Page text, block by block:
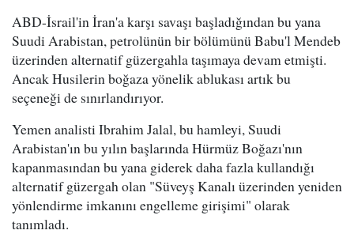
ABD-İsrail'in İran'a karşı savaşı başladığından bu yana
Suudi Arabistan, petrolünün bir bölümünü Babu'l Mendeb
üzerinden alternatif güzergahla taşımaya devam etmişti.
Ancak Husilerin boğaza yönelik ablukası artık bu
seçeneği de sınırlandırıyor.
Yemen analisti Ibrahim Jalal, bu hamleyi, Suudi
Arabistan'ın bu yılın başlarında Hürmüz Boğazı'nın
kapanmasından bu yana giderek daha fazla kullandığı
alternatif güzergah olan "Süveyş Kanalı üzerinden yeniden
yönlendirme imkanını engelleme girişimi" olarak
tanımladı.